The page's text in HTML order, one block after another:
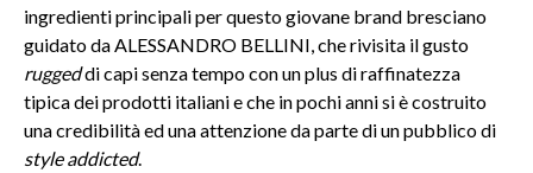
ingredienti principali per questo giovane brand bresciano
guidato da ALESSANDRO BELLINI, che rivisita il gusto
ruggeddi capi senza tempo con un plus di raffinatezza
tipica dei prodotti italiani e che in pochi anni si è costruito
una credibilità ed una attenzione da parte di un pubblico di
style addicted.